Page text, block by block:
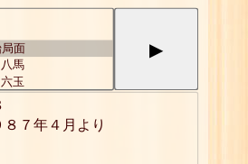
面
馬
玉
歩
玉
歩
▶